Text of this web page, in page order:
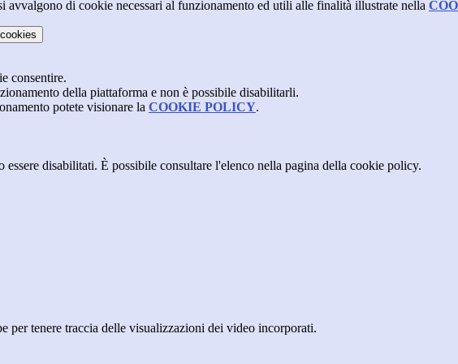
avvalgono di cookie necessari al funzionamento ed utili alle finalità illustrate nella
consentire.
della piattaforma e non è possibile disabilitarli.
potete visionare la COOKIE POLICY.
disabilitati. È possibile consultare l'elenco nella pagina della cookie policy.
per tenere traccia delle visualizzazioni dei video incorporati.